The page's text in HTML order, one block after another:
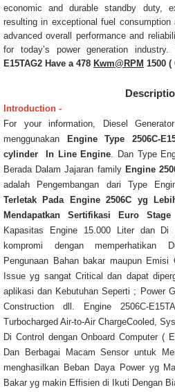
economic and durable standby duty,
resulting in exceptional fuel
advanced overall performance and
for today’s power generation industry.
E15TAG2 Have a 478 Kwm@RPM 1500
Introduction -
For your information, Diesel
menggunakan
Engine Type 2506C-
cylinder In Line Engine. Dan Type
Berada Dalam Jajaran family Engine
adalah Pengembangan dari Type
Terletak Pada Engine 2506C yg
Mendapatkan Sertifikasi Euro
Kapasitas Engine 15.000 Liter dan Di
kompromi dengan memperhatikan
Pengunaan Bahan bakar maupun
Issue yg sangat Critical dan dapat
aplikasi dan Kebutuhan Seperti ; Power
Construction dll. Engine 2506C-
Turbocharged Air-to-Air ChargeCooled,
Di Control dengan Onboard Computer (
Dan Berbagai Macam Sensor untuk
menghasilkan Beban Daya Power yg
Bakar yg makin Effisien di Ikuti Dengan